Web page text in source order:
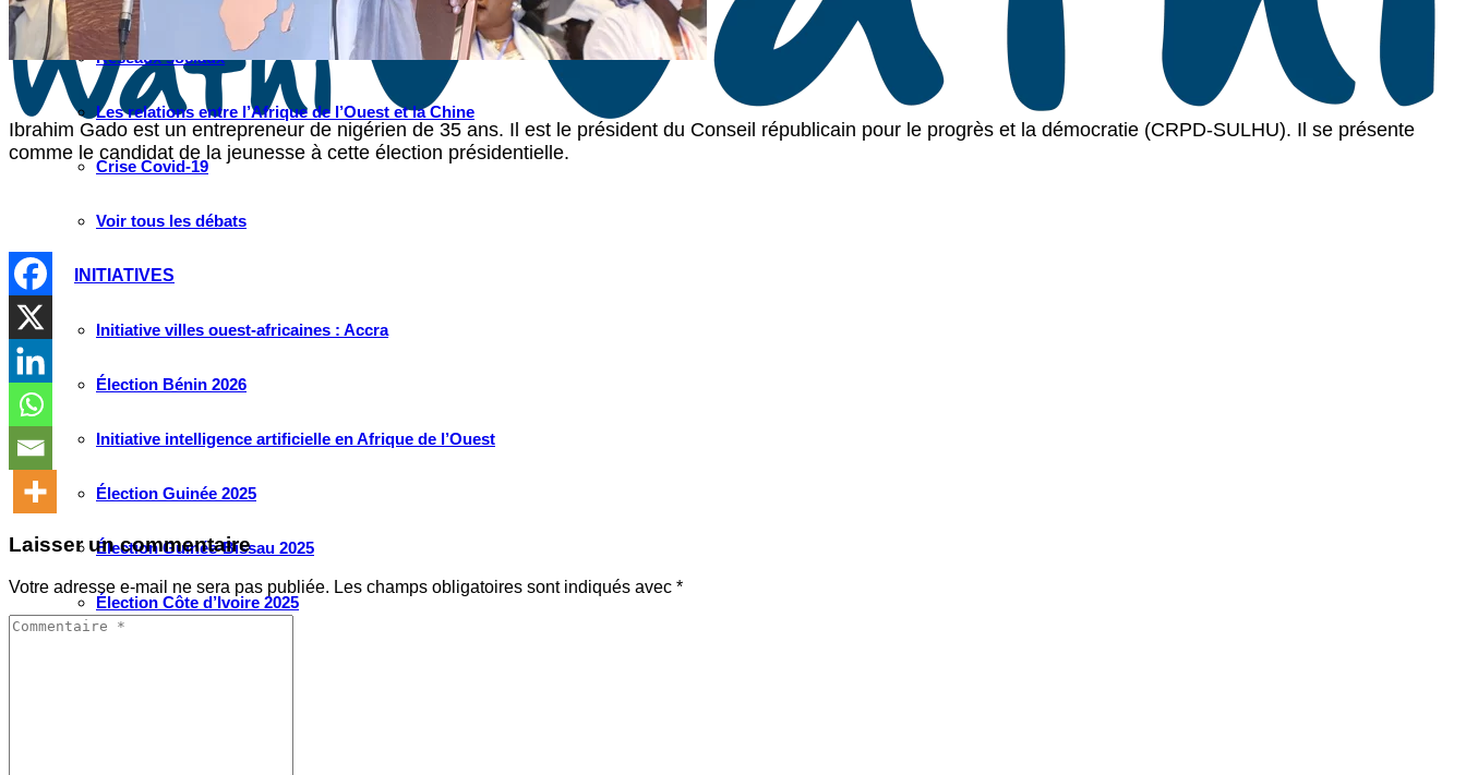
Réseaux sociaux
Les relations entre l’Afrique de l’Ouest et la Chine
Crise Covid-19
Voir tous les débats
INITIATIVES
Initiative villes ouest-africaines : Accra
Élection Bénin 2026
Initiative intelligence artificielle en Afrique de l’Ouest
Élection Guinée 2025
Élection Guinée-Bissau 2025
Élection Côte d’Ivoire 2025
Ibrahim Gado est un entrepreneur de nigérien de 35 ans. Il est le président du Conseil républicain pour le progrès et la démocratie (CRPD-SULHU). Il se présente
comme le candidat de la jeunesse à cette élection présidentielle.
Laisser un commentaire
Votre adresse e-mail ne sera pas publiée. Les champs obligatoires sont indiqués avec *